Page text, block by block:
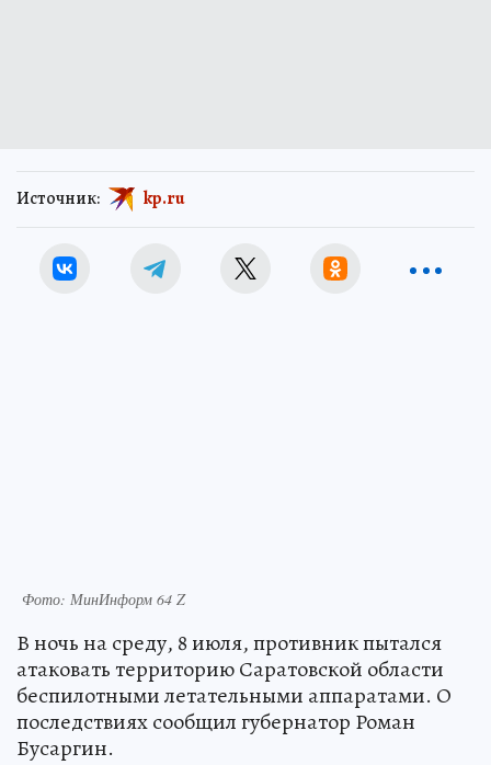
Источник: kp.ru
Фото: МинИнформ 64 Z
В ночь на среду, 8 июля, противник пытался
атаковать территорию Саратовской области
беспилотными летательными аппаратами. О
последствиях сообщил губернатор Роман
Бусаргин.